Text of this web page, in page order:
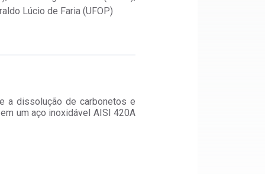
Lúcio de Faria (UFOP)
a dissolução de carbonetos e
um aço inoxidável AISI 420A